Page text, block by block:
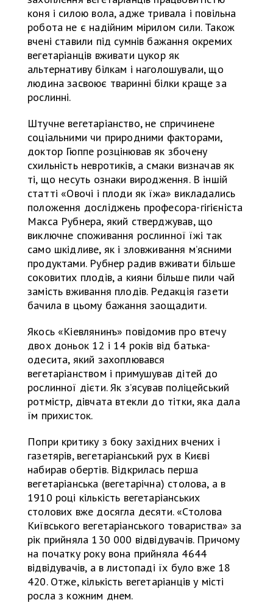
коня і силою вола, адже тривала і повільна
робота не є надійним мірилом сили. Також
вчені ставили під сумнів бажання окремих
вегетаріанців вживати цукор як
альтернативу білкам і наголошували, що
людина засвоює тваринні білки краще за
рослинні.
Штучне вегетаріанство, не спричинене
соціальними чи природними факторами,
доктор Гюппе розцінював як збочену
схильність невротиків, а смаки визначав як
ті, що несуть ознаки виродження. В іншій
статті «Овочі і плоди як їжа» викладались
положення досліджень професора-гігієніста
Макса Рубнера, який стверджував, що
виключне споживання рослинної їжі так
само шкідливе, як і зловживання м’ясними
продуктами. Рубнер радив вживати більше
соковитих плодів, а кияни більше пили чай
замість вживання плодів. Редакція газети
бачила в цьому бажання заощадити.
Якось «Кіевлянинъ» повідомив про втечу
двох доньок 12 і 14 років від батька-
одесита, який захоплювався
вегетаріанством і примушував дітей до
рослинної дієти. Як з’ясував поліцейський
ротмістр, дівчата втекли до тітки, яка дала
їм прихисток.
Попри критику з боку західних вчених і
газетярів, вегетаріанський рух в Києві
набирав обертів. Відкрилась перша
вегетаріанська (вегетарічна) столова, а в
1910 році кількість вегетаріанських
столових вже досягла десяти. «Столова
Київського вегетаріанського товариства» за
рік прийняла 130 000 відвідувачів. Причому
на початку року вона прийняла 4644
відвідувачів, а в листопаді їх було вже 18
420. Отже, кількість вегетаріанців у місті
росла з кожним днем.